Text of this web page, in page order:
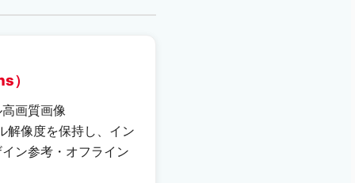
）
画質画像
解像度を保持し、イン
ン参考・オフライン